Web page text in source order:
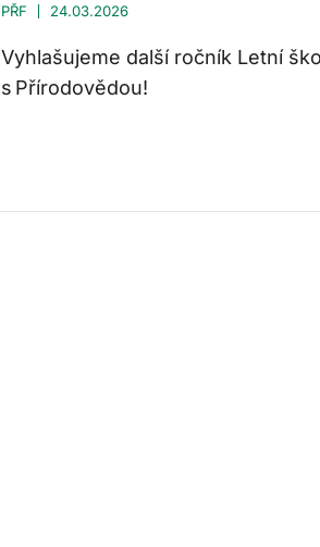
PŘF 24.03.2026
Vyhlašujeme další ročník Letní
s Přírodovědou!